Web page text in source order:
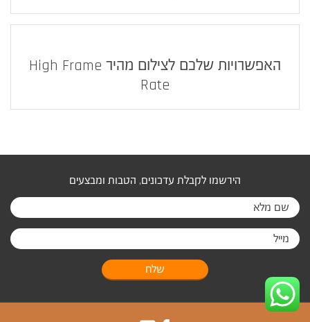
האפשרויות שלכם לצילום מהיר High Frame
Rate
הירשמו לקבלת עדכונים, הטבות ומבצעים
שלח